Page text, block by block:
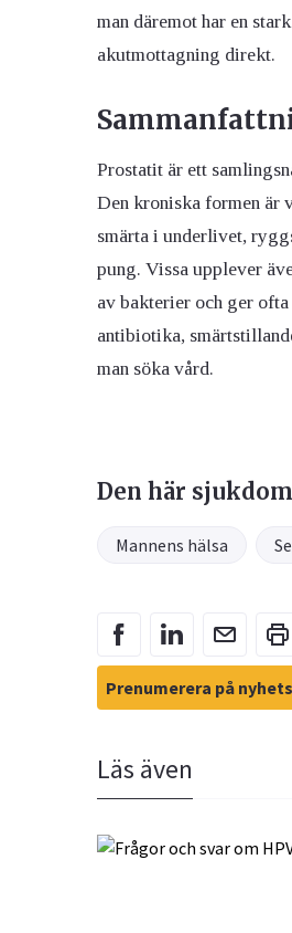
man däremot har en
akutmottagning direkt.
Prostatit är ett
Den kroniska formen är
smärta i underlivet,
pung. Vissa upplever
av bakterier och ger
antibiotika,
man söka vård.
Den här
Mannens hälsa
Prenumerera på
Läs även